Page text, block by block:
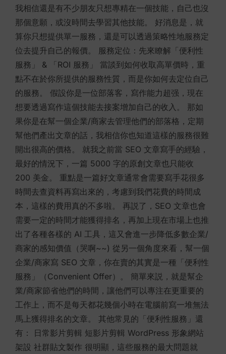
我相信還是有不少朋友只想專精在一個技能，自己也沒
那個意願，或沒時間去學習其他技能。 好消息是，就
算你只想提供單一服務，還是可以透過策略性地服務定
位去提升自己的報價。 服務定位：先來瞭解「便利性
服務」 & 「ROI 服務」 當談到如何收取高單價時，重
點不在於你所提供的服務性質，而是你如何去定位自己
的服務。 假設你是一位部落客，寫作能力超强，現在
想要透過寫作這個技能去接案增加自己的收入。 那如
果你是在幫一個企業/商家去管理他們的部落格，定期
幫他們產出文章的話，我相信你也知道這樣的服務很難
開出很高的價格。 就我之前當 SEO 文章寫手的經驗，
最好的情況下，一篇 5000 字的原創文章也只能收
200 美金。 重點是一篇好文章通常會需要寫手花很多
時間去查資料再寫出來的，考慮到我們花費的時間成
本，這樣的費用真的不多啦。 再説了，SEO 文章也會
需要一定的時間才能獲得排名，再加上現在市場上也推
出了各種各樣的 AI 工具，這又會進一步降低多數企業/
商家的感知價值（哭啊~~) 從另一個角度來看，幫一個
企業/商家寫 SEO 文章，你在賣的其實是一種「便利性
服務」（Convenient Offer）。 簡單來説，就是幫企
業/商家節省他們的時間，讓他們可以專注在更重要的
工作上，而不是每天都花幾個小時在電腦前寫一堆無法
馬上獲得排名的文章。 其他常見的「便利性服務」還
有： 日常影片剪輯 短影片剪輯 WordPress 形象網站
架設 社群貼文製作 很明顯，這些服務的最大問題就